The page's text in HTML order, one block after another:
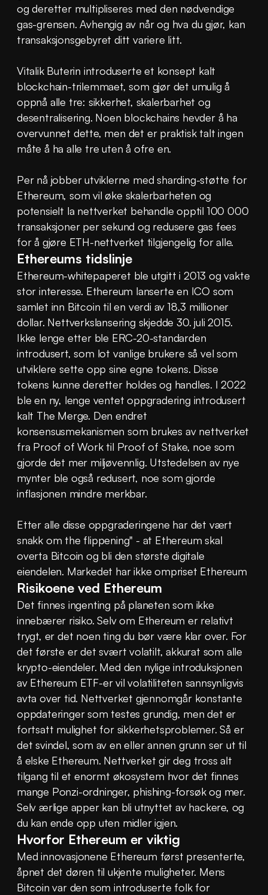
og deretter multipliseres med den nødvendige
gas-grensen. Avhengig av når og hva du gjør, kan
transaksjonsgebyret ditt variere litt.
Vitalik Buterin introduserte et konsept kalt
blockchain-trilemmaet, som gjør det umulig å
oppnå alle tre: sikkerhet, skalerbarhet og
desentralisering. Noen blockchains hevder å ha
overvunnet dette, men det er praktisk talt ingen
måte å ha alle tre uten å ofre en.
Per nå jobber utviklerne med sharding-støtte for
Ethereum, som vil øke skalerbarheten og
potensielt la nettverket behandle opptil 100 000
transaksjoner per sekund og redusere gas fees
for å gjøre ETH-nettverket tilgjengelig for alle.
Ethereums tidslinje
Ethereum-whitepaperet ble utgitt i 2013 og vakte
stor interesse. Ethereum lanserte en ICO som
samlet inn Bitcoin til en verdi av 18,3 millioner
dollar. Nettverkslansering skjedde 30. juli 2015.
Ikke lenge etter ble ERC-20-standarden
introdusert, som lot vanlige brukere så vel som
utviklere sette opp sine egne tokens. Disse
tokens kunne deretter holdes og handles. I 2022
ble en ny, lenge ventet oppgradering introdusert
kalt The Merge. Den endret
konsensusmekanismen som brukes av nettverket
fra Proof of Work til Proof of Stake, noe som
gjorde det mer miljøvennlig. Utstedelsen av nye
mynter ble også redusert, noe som gjorde
inflasjonen mindre merkbar.
Etter alle disse oppgraderingene har det vært
snakk om the flippening" - at Ethereum skal
overta Bitcoin og bli den største digitale
eiendelen. Markedet har ikke ompriset Ethereum
Risikoene ved Ethereum
Det finnes ingenting på planeten som ikke
innebærer risiko. Selv om Ethereum er relativt
trygt, er det noen ting du bør være klar over. For
det første er det svært volatilt, akkurat som alle
krypto-eiendeler. Med den nylige introduksjonen
av Ethereum ETF-er vil volatiliteten sannsynligvis
avta over tid. Nettverket gjennomgår konstante
oppdateringer som testes grundig, men det er
fortsatt mulighet for sikkerhetsproblemer. Så er
det svindel, som av en eller annen grunn ser ut til
å elske Ethereum. Nettverket gir deg tross alt
tilgang til et enormt økosystem hvor det finnes
mange Ponzi-ordninger, phishing-forsøk og mer.
Selv ærlige apper kan bli utnyttet av hackere, og
du kan ende opp uten midler igjen.
Hvorfor Ethereum er viktig
Med innovasjonene Ethereum først presenterte,
åpnet det døren til ukjente muligheter. Mens
Bitcoin var den som introduserte folk for